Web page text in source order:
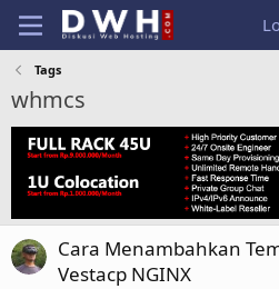
Tags
whmcs
Cara Menambahkan
Vestacp NGINX